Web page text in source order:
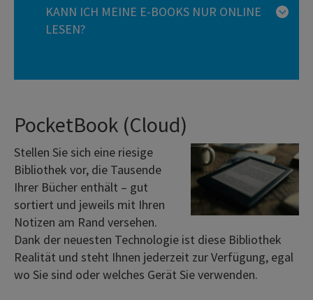
KANN ICH MEINE E-BOOKS NUR ONLINE
LESEN?
PocketBook (Cloud)
Stellen Sie sich eine riesige
Bibliothek vor, die Tausende
Ihrer Bücher enthält – gut
sortiert und jeweils mit Ihren
Notizen am Rand versehen.
Dank der neuesten Technologie ist diese Bibliothek
Realität und steht Ihnen jederzeit zur Verfügung, egal
wo Sie sind oder welches Gerät Sie verwenden.